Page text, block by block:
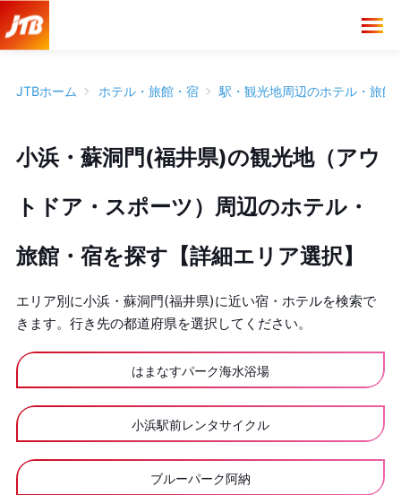
JTBホーム ホテル・旅館・宿 駅・観光地周辺のホテル・旅館
小浜・蘇洞門(福井県)の観光地（アウ
トドア・スポーツ）周辺のホテル・
旅館・宿を探す【詳細エリア選択】
エリア別に小浜・蘇洞門(福井県)に近い宿・ホテルを検索で
きます。行き先の都道府県を選択してください。
はまなすパーク海水浴場
小浜駅前レンタサイクル
ブルーパーク阿納